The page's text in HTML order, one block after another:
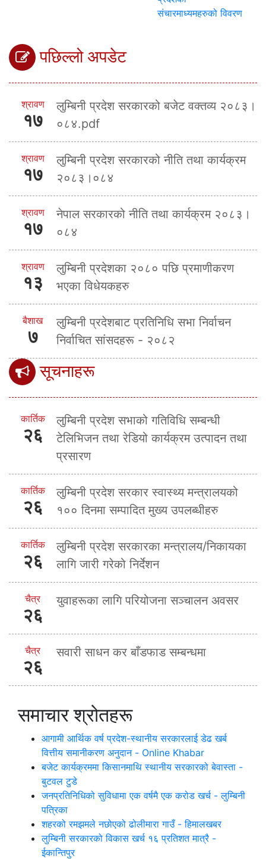
संचारमाध्यमहरुको विवरण
पछिल्लो अपडेट
श्रावण
१७
लुम्बिनी प्रदेश सरकारको बजेट वक्तव्य २०८३।
०८४.pdf
श्रावण
१७
लुम्बिनी प्रदेश सरकारको नीति तथा कार्यक्रम
२०८३।०८४
श्रावण
१७
नेपाल सरकारको नीति तथा कार्यक्रम २०८३।
०८४
श्रावण
१३
लुम्बिनी प्रदेशका २०८० पछि प्रमाणीकरण
भएका विधेयकहरु
बैशाख
७
लुम्बिनी प्रदेशबाट प्रतिनिधि सभा निर्वाचन
निर्वाचित सांसदहरू - २०८२
सूचनाहरू
कार्तिक
२६
लुम्बिनी प्रदेश सभाको गतिविधि सम्बन्धी
टेलिभिजन तथा रेडियो कार्यक्रम उत्पादन तथा
प्रसारण
कार्तिक
२६
लुम्बिनी प्रदेश सरकार स्वास्थ्य मन्त्रालयको
१०० दिनमा सम्पादित मुख्य उपलब्धीहरु
कार्तिक
२६
लुम्बिनी प्रदेश सरकारका मन्त्रालय/निकायका
लागि जारी गरेको निर्देशन
चैत्र
२६
युवाहरूका लागि परियोजना सञ्चालन अवसर
चैत्र
२६
सवारी साधन कर बाँडफाड सम्बन्धमा
समाचार श्रोतहरू
आगामी आर्थिक वर्ष प्रदेश-स्थानीय सरकारलाई डेढ खर्ब
वित्तीय समानीकरण अनुदान - Online Khabar
बजेट कार्यक्रममा किसानमाथि स्थानीय सरकारको बेवास्ता -
बुटवल टुडे
जनप्रतिनिधिको सुविधामा एक वर्षमै एक करोड खर्च - लुम्बिनी
पत्रिका
शहरको रमझमले नछोएको ढोलीमारा गाउँ - हिमालखबर
लुम्बिनी सरकारको विकास खर्च १६ प्रतिशत मात्रै -
ईकान्तिपुर